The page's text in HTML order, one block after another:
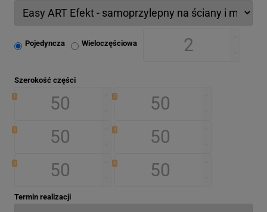
Pojedyncza Wieloczęściowa
Szerokość części
1 2
3 4
5 6
Termin realizacji